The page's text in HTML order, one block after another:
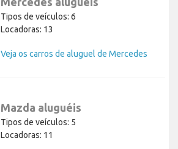
Tipos de veículos: 6
Locadoras: 13
Veja os carros de aluguel de Mercedes
Mazda aluguéis
Tipos de veículos: 5
Locadoras: 11